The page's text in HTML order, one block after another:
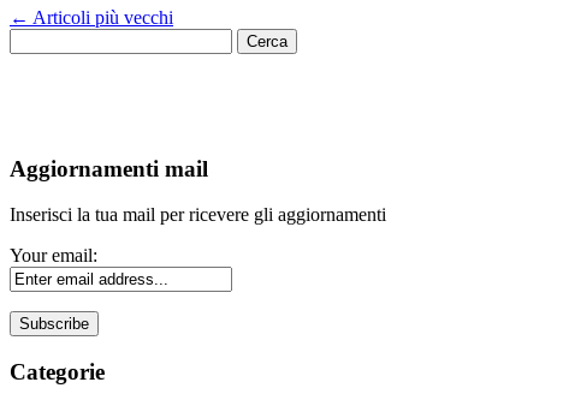
← Articoli più vecchi
per:
Aggiornamenti mail
Inserisci la tua mail per ricevere gli aggiornamenti
Your email:
Categorie